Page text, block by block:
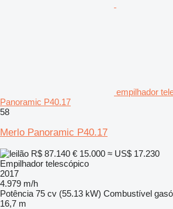
empilhador
Panoramic P40.17
58
Merlo Panoramic P40.17
R$ 87.140 € 15.000 ≈ US$ 17.230
Empilhador telescópico
2017
4.979 m/h
Potência 75 cv (55.13 kW) Combustível
16,7 m